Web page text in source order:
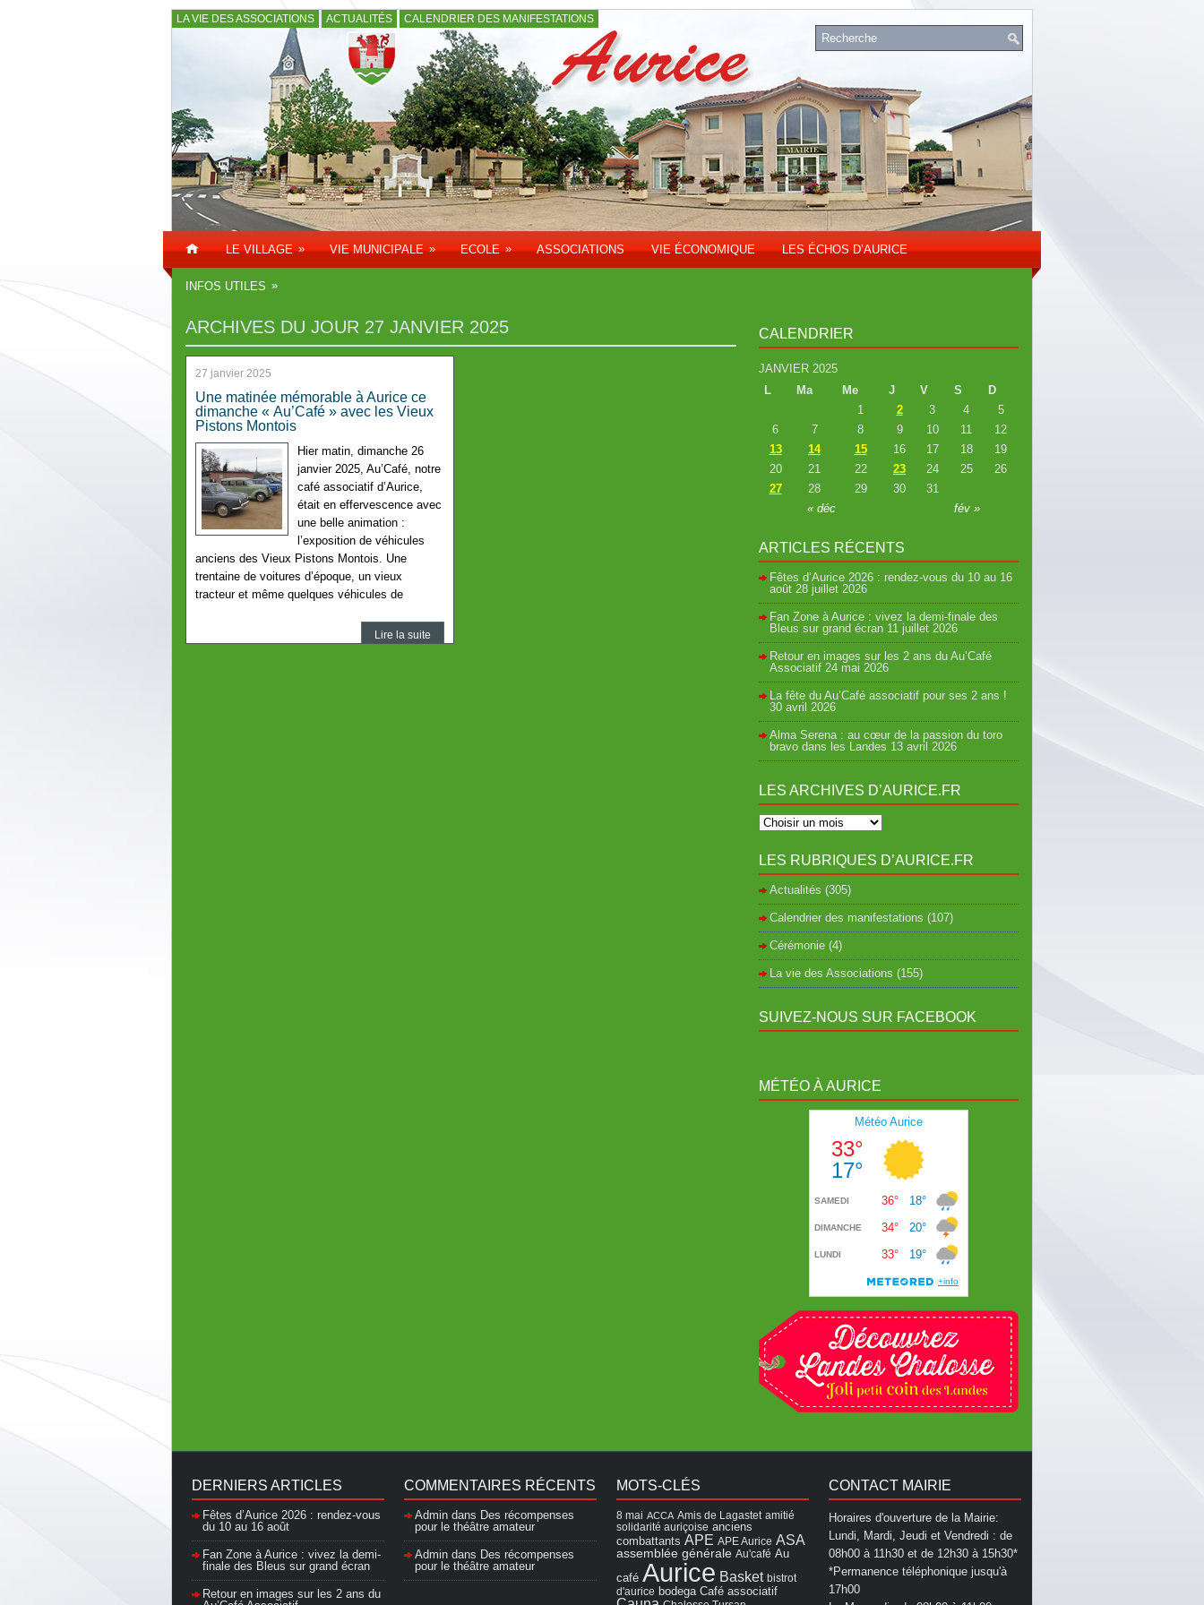
LA VIE DES ASSOCIATIONS ACTUALITÉS CALENDRIER DES MANIFESTATIONS
LE VILLAGE » VIE MUNICIPALE » ECOLE » ASSOCIATIONS VIE ÉCONOMIQUE LES ÉCHOS D’AURICE
INFOS UTILES »
ARCHIVES DU JOUR 27 JANVIER 2025
27 janvier 2025
Une matinée mémorable à Aurice ce
dimanche « Au’Café » avec les Vieux
Pistons Montois
Hier matin, dimanche 26
janvier 2025, Au’Café, notre
café associatif d’Aurice,
était en effervescence avec
une belle animation :
l’exposition de véhicules
anciens des Vieux Pistons Montois. Une
trentaine de voitures d’époque, un vieux
tracteur et même quelques véhicules de
Lire la suite
CALENDRIER
JANVIER 2025
L
Ma Me J V S D
« déc fév »
1 2 3 4
5
6
7 8 9 10 11
12
13
14 15 16 17 18
19
20
21 22 23 24 25
26
27
28 29 30 31
ARTICLES RÉCENTS
Fêtes d’Aurice 2026 : rendez-vous du 10 au 16
août 28 juillet 2026
Fan Zone à Aurice : vivez la demi-finale des
Bleus sur grand écran 11 juillet 2026
Retour en images sur les 2 ans du Au’Café
Associatif 24 mai 2026
La fête du Au’Café associatif pour ses 2 ans !
30 avril 2026
Alma Serena : au cœur de la passion du toro
bravo dans les Landes 13 avril 2026
LES ARCHIVES D’AURICE.FR
LES RUBRIQUES D’AURICE.FR
Actualités (305)
Calendrier des manifestations (107)
Cérémonie (4)
La vie des Associations (155)
SUIVEZ-NOUS SUR FACEBOOK
MÉTÉO À AURICE
DERNIERS ARTICLES
Fêtes d’Aurice 2026 : rendez-vous
du 10 au 16 août
Fan Zone à Aurice : vivez la demi-
finale des Bleus sur grand écran
Retour en images sur les 2 ans du
COMMENTAIRES RÉCENTS
Admin dans Des récompenses
pour le théâtre amateur
Admin dans Des récompenses
pour le théâtre amateur
MOTS-CLÉS
8 mai ACCA Amis de Lagastet amitié
solidarité auriçoise anciens
combattants APE APE Aurice ASA
assemblée générale Au'café Au
café Aurice Basket bistrot
d'aurice bodega Café associatif
CONTACT MAIRIE
Horaires d'ouverture de la Mairie:
Lundi, Mardi, Jeudi et Vendredi : de
08h00 à 11h30 et de 12h30 à 15h30*
*Permanence téléphonique jusqu'à
17h00